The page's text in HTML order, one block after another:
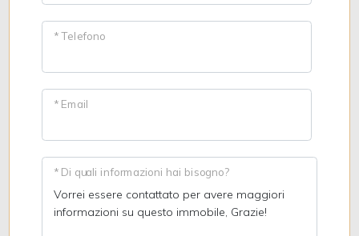
* Telefono
* Email
* Di quali informazioni hai bisogno?